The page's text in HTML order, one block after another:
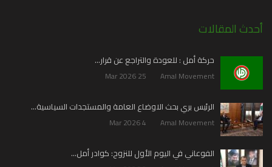
أحدث المقالات
حركة أمل : للعودة والتراجع عن قرار…
Amal Movement
25 Mar 2026
الرئيس بري بحث الاوضاع العامة والمستجدات السياسية…
Amal Movement
4 Mar 2026
الفوعاني في اليوم الأول للنزوح: كوادر أمل…